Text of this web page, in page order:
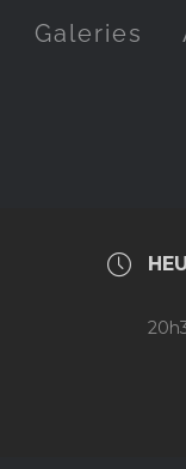
Galeries